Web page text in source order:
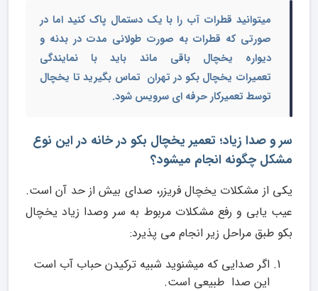
می­توانید قطرات آب را با یک دستمال پاک کنید اما در
صورتی که قطرات به صورت طولانی مدت در بدنه و
دیواره یخچال باقی ماند باید با نمایندگی
تعمیرات یخچال بکو در تهران تماس بگیرید تا یخچال
توسط تعمیرکار حرفه ای سرویس شود.
سر و صدا زیاد؛ تعمیر یخچال بکو در خانه در این نوع
مشکل چگونه انجام میشود؟
یکی از مشکلات یخچال فریزر، صدای بیش از حد آن است.
عیب یابی و رفع مشکلات مربوط به سر وصدا زیاد یخچال
بکو طبق مراحل زیر انجام می پذیرد:
اگر صدایی که می­شنوید شبیه ترکیدن حباب آب است
این صدا طبیعی است.